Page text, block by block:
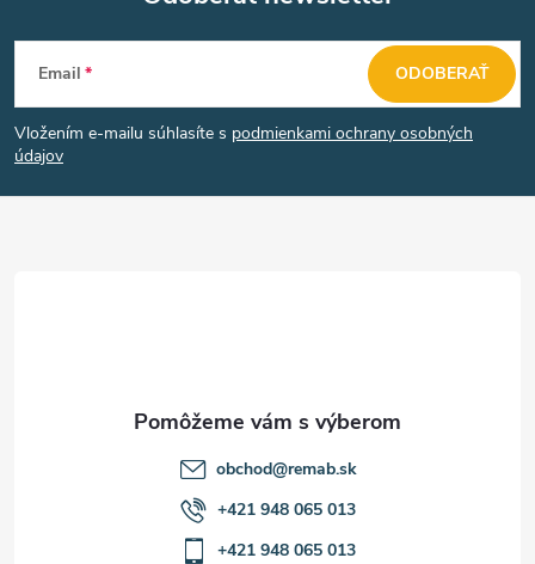
y
ý
p
Z
á
p
Email
Vložením e-mailu súhlasíte s podmienkami ochrany osobných
údajov
ODOBERAŤ
obchod@remab.sk
+421 948 065 013
+421 948 065 013